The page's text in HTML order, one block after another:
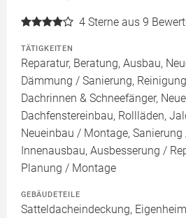
4 Sterne aus 9
TÄTIGKEITEN
Reparatur, Beratung, Ausbau,
Dämmung / Sanierung,
Dachrinnen & Schneefänger,
Dachfenstereinbau, Rollläden,
Neueinbau / Montage,
Innenausbau, Ausbesserung /
Planung / Montage
GEBÄUDETEILE
Satteldacheindeckung,